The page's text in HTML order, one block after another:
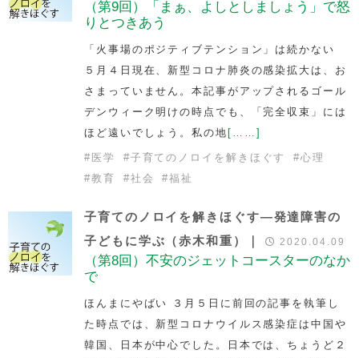
（第9回）「まぁ、よしとしましょう」で怒
りとつきあう
「火事場のポジティブテンション」は続かない
５月４日現在、新型コロナ肺炎の感染拡大は、お
さまっていません。本記事がアップされるゴール
デンウィーク明けの時点でも、「完全収束」には
ほど遠いでしょう。私の地 [……]
# 医学 #子育てのノロイを解きほぐす #心理
#教育 #社会 #福祉
子育てのノロイを解きほぐす―発達障害の
子どもに学ぶ（赤木和重）｜
2020.04.09
（第8回）不安のジェットコースターのなか
で
ほんまにやばい ３月５日に前回の記事を執筆し
た時点では、新型コロナウイルス感染症は中国や
韓国、日本が中心でした。日本では、ちょうど２